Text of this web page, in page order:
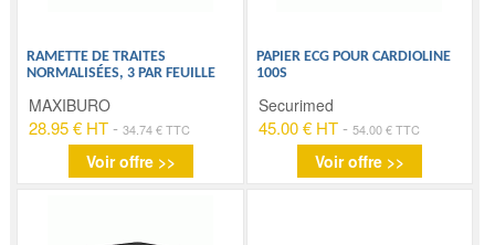
RAMETTE DE TRAITES
NORMALISÉES, 3 PAR FEUILLE
MAXIBURO
28.95 € HT -34.74 € TTC
Voir offre >>
PAPIER ECG POUR CARDIOLINE
100S
Securimed
45.00 € HT- 54.00 € TTC
Voir offre >>